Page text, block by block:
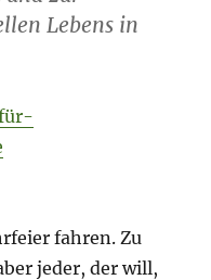
Lebens in
fahren. Zu
jeder, der will,